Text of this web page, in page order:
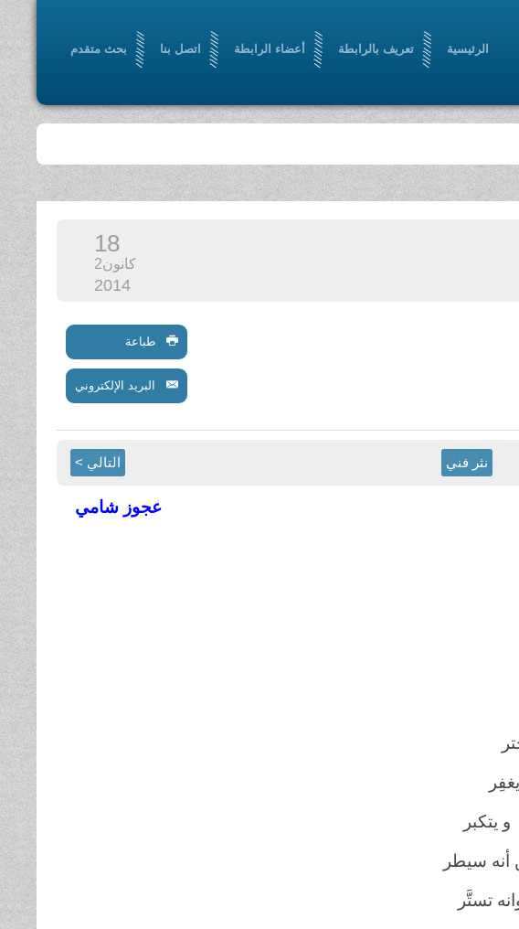
الرئيسية تعريف بالرابطة أعضاء الرابطة اتصل بنا بحث متقدم
18
كانون2
2014
طباعة
البريد الإلكتروني
نثر فني التالي >
عجوز شامي
يتكبر
أنه سيطر
تستَّر